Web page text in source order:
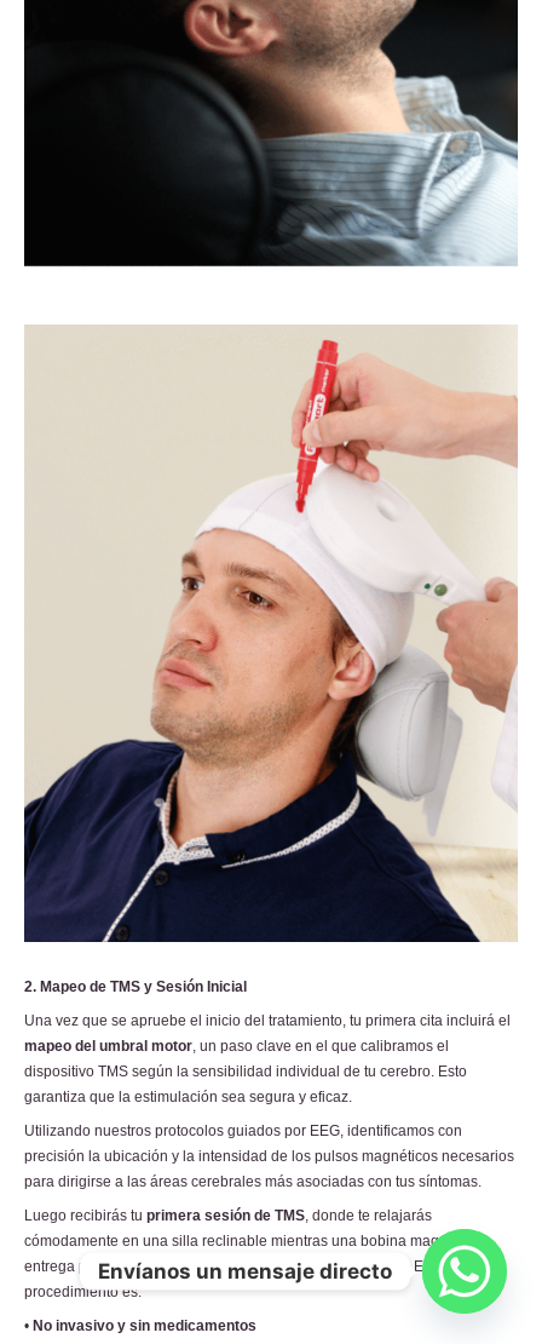
2. Mapeo de TMS y Sesión Inicial
Una vez que se apruebe el inicio del tratamiento, tu primera cita incluirá el
mapeo del umbral motor , un paso clave en el que calibramos el
dispositivo TMS según la sensibilidad individual de tu cerebro. Esto
garantiza que la estimulación sea segura y eficaz.
Utilizando nuestros protocolos guiados por EEG, identificamos con
precisión la ubicación y la intensidad de los pulsos magnéticos necesarios
para dirigirse a las áreas cerebrales más asociadas con tus síntomas.
Luego recibirás tu primera sesión de TMS , donde te relajarás
cómodamente en una silla reclinable mientras una bobina magnética
entrega pulsos rítmicos a regiones específicas del cerebro. El
procedimiento es:
• No invasivo y sin medicamentos
Envíanos un mensaje directo